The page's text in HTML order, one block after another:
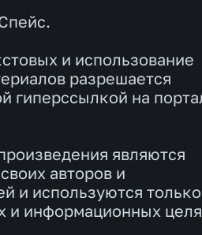
и использование
разрешается
гиперссылкой на
являются
авторов и
и используются
и информационных